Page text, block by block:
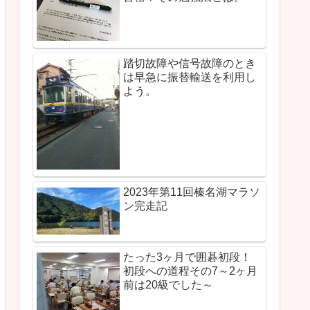
踏切故障や信号故障のとき
は早急に振替輸送を利用し
よう。
2023年第11回榛名湖マラソ
ン完走記
たった3ヶ月で囲碁初段！
初段への道程その7～2ヶ月
前は20級でした～